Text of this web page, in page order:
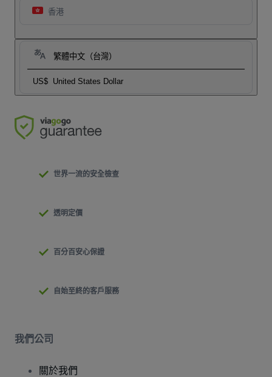
香港
繁體中文（台灣）
US$ United States Dollar
世界一流的安全檢查
透明定價
百分百安心保證
自始至終的客戶服務
我們公司
關於我們